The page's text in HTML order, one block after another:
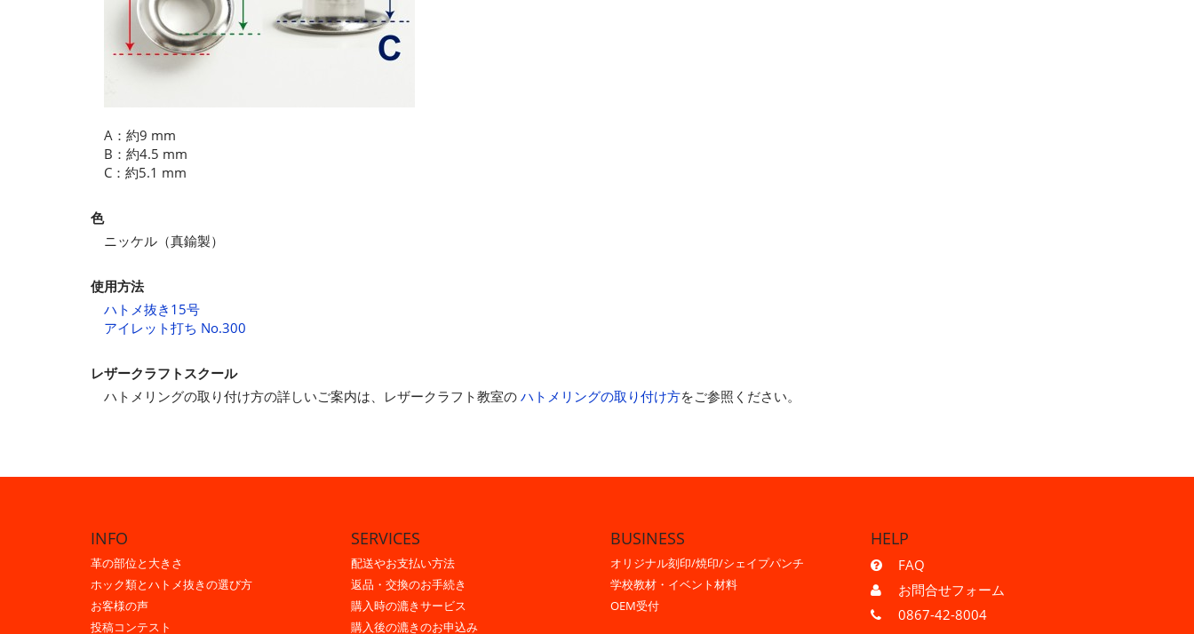
A：約9 mm
B：約4.5 mm
C：約5.1 mm
色
ニッケル（真鍮製）
使用方法
ハトメ抜き15号
アイレット打ち No.300
レザークラフトスクール
ハトメリングの取り付け方の詳しいご案内は、レザークラフト教室の ハトメリングの取り付け方をご参照ください。
INFO
革の部位と大きさ
ホック類とハトメ抜きの選び方
お客様の声
投稿コンテスト
SERVICES
配送やお支払い方法
返品・交換のお手続き
購入時の漉きサービス
購入後の漉きのお申込み
BUSINESS
オリジナル刻印/焼印/シェイプパンチ
学校教材・イベント材料
OEM受付
HELP
FAQ
お問合せフォーム
0867-42-8004